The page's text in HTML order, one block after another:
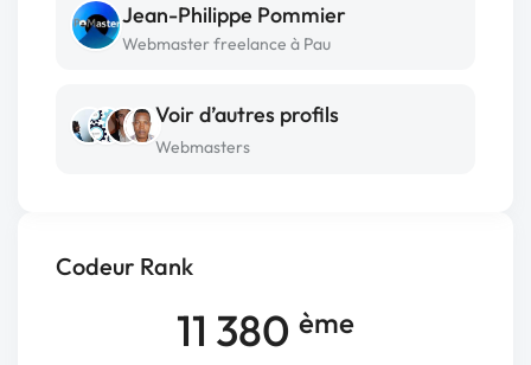
Codeur Rank
11 380 ème
Jean-Philippe Pommier
Webmaster freelance à Pau
Voir d’autres profils
Webmasters